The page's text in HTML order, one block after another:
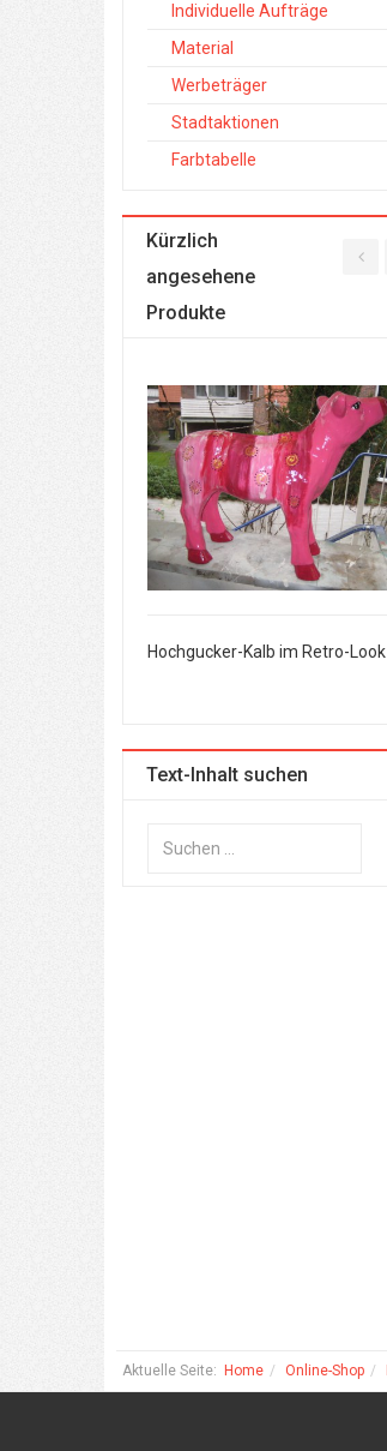
Individuelle Aufträge
Material
Werbeträger
Stadtaktionen
Farbtabelle
Kürzlich
angesehene
Produkte
Hochgucker-Kalb im Retro-Look
Text-Inhalt suchen
Aktuelle Seite: Home Online-Shop